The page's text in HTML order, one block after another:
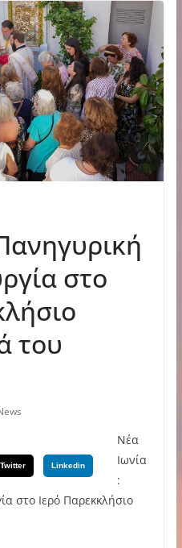
στο
του
Twitter Linkedin
Νέα
Ιωνία
:
στο Ιερό Παρεκκλήσιο